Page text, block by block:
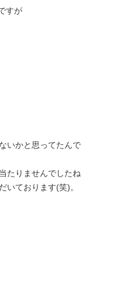
すが
いかと思ってたんで
たりませんでしたね
いております(笑)。